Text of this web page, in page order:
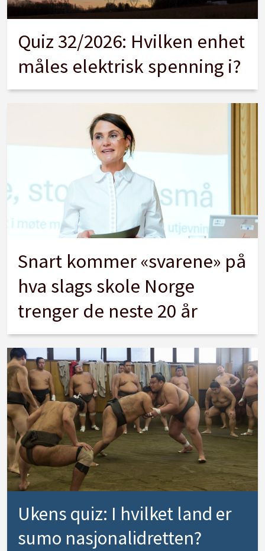
Quiz 32/2026: Hvilken enhet
måles elektrisk spenning i?
Snart kommer «svarene» på
hva slags skole Norge
trenger de neste 20 år
Ukens quiz: I hvilket land er
sumo nasjonalidretten?